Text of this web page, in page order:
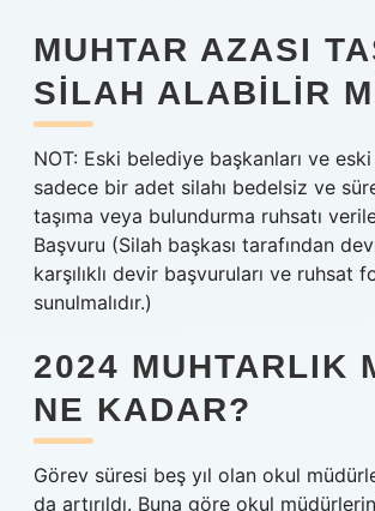
MUHTAR AZASI
SILAH ALABILIR
NOT: Eski belediye başkanları ve
sadece bir adet silahı bedelsiz ve
taşıma veya bulundurma ruhsatı
Başvuru (Silah başkası tarafından
karşılıklı devir başvuruları ve ruhsat
sunulmalıdır.)
2024 MUHTARLIK
NE KADAR?
Görev süresi beş yıl olan okul
da artırıldı. Buna göre okul